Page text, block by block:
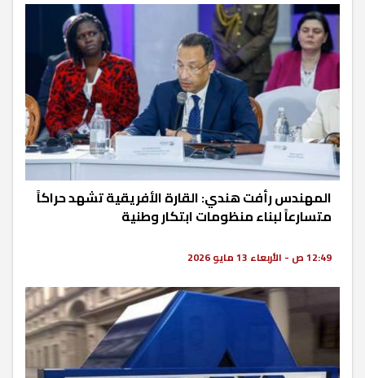
المهندس رأفت هندي: القارة الأفريقية تشهد حراكاً
متسارعاً لبناء منظومات ابتكار وطنية
12:49 ص - الأربعاء 13 مايو 2026